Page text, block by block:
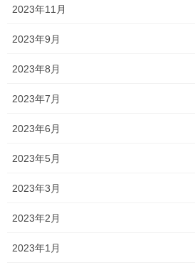
2023年11月
2023年9月
2023年8月
2023年7月
2023年6月
2023年5月
2023年3月
2023年2月
2023年1月